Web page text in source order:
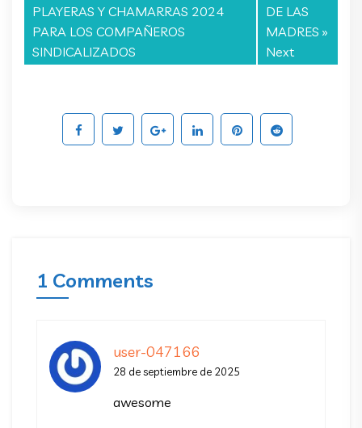
PLAYERAS Y CHAMARRAS 2024
PARA LOS COMPAÑEROS
SINDICALIZADOS
DE LAS
MADRES »
Next
1 Comments
user-047166
28 de septiembre de 2025
awesome